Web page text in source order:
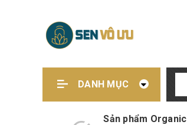
DANH MỤC
Sản phẩm Organic